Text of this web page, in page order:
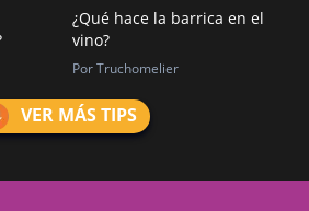
¿Qué hace la barrica en el
vino?
Por Truchomelier
VER MÁS TIPS